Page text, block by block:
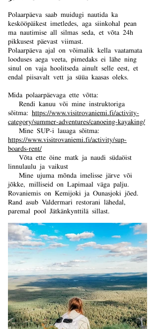
Polaarpäeva saab muidugi nautida ka
keskööpäikest imetledes, aga siinkohal pean
ma nautimise all silmas seda, et võta 24h
pikkusest päevast viimast.
Polaarpäeva ajal on võimalik kella vaatamata
looduses aega veeta, pimedaks ei lähe ning
sinul on vaja hoolitseda ainult selle eest, et
endal piisavalt vett ja süüa kaasas oleks.
Mida polaarpäevaga ette võtta:
Rendi kanuu või mine instruktoriga
sõitma: https://www.visitrovaniemi.fi/activity-
category/summer-adventures/canoeing-kayaking/
Mine SUP-i lauaga sõitma:
https://www.visitrovaniemi.fi/activity/sup-
boards-rent/
Võta ette öine matk ja naudi südaöist
linnulaulu ja vaikust
Mine ujuma mõnda imelisse järve või
jõkke, milliseid on Lapimaal väga palju.
Rovaniemis on Kemijoki ja Ounasjoki jõed.
Rand asub Valdermari restorani lähedal,
paremal pool Jätkänkynttilä sillast.